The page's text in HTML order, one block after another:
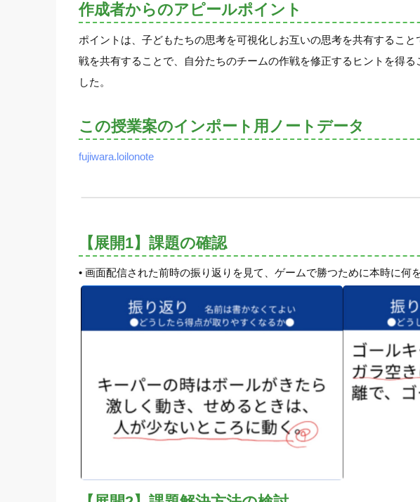
作成者からのアピールポイント
ポイントは、子どもたちの思考を可視化しお互いの思考を共有するこ
戦を共有することで、自分たちのチームの作戦を修正するヒントを得
した。
この授業案のインポート用ノートデータ
fujiwara.loilonote
【展開1】課題の確認
• 画面配信された前時の振り返りを見て、ゲームで勝つために本時に何